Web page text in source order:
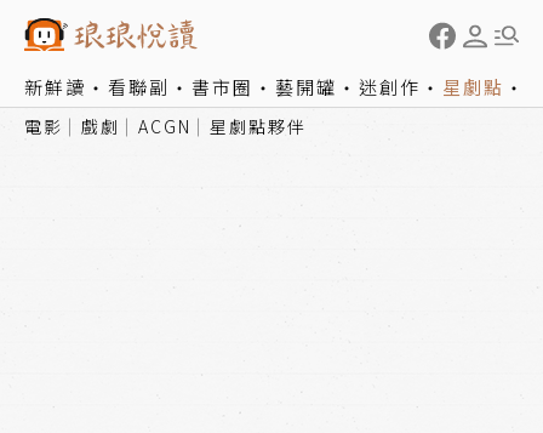
新鮮讀 看聯副 書市圈 藝開罐 迷創作 星劇點
電影 戲劇 ACGN 星劇點夥伴